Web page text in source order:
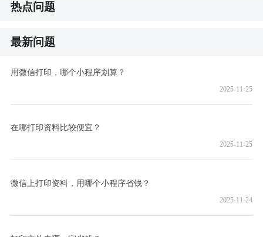
热点问题
最新问题
用微信打印，哪个小程序划算？
2025-11-25
在哪打印资料比较便宜？
2025-11-25
微信上打印资料，用哪个小程序省钱？
2025-11-24